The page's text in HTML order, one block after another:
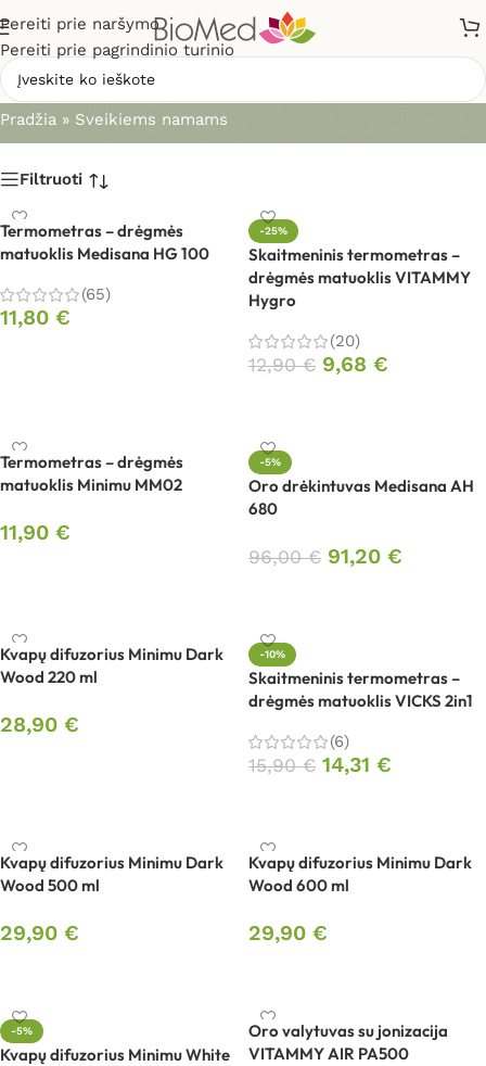
Pereiti prie naršymo
Pereiti prie pagrindinio turinio
Sveikiems namams
Pradžia » Sveikiems namams
Filtruoti
Termometras – drėgmės
matuoklis Medisana HG 100
(65)
11,80 €
-25%
Skaitmeninis termometras –
drėgmės matuoklis VITAMMY
Hygro
(20)
12,90€ 9,68 €
Termometras – drėgmės
matuoklis Minimu MM02
11,90 €
-5%
Oro drėkintuvas Medisana AH
680
96,00€ 91,20 €
Kvapų difuzorius Minimu Dark
Wood 220 ml
28,90 €
-10%
Skaitmeninis termometras –
drėgmės matuoklis VICKS 2in1
(6)
15,90€ 14,31 €
Kvapų difuzorius Minimu Dark
Wood 500 ml
29,90 €
Kvapų difuzorius Minimu Dark
Wood 600 ml
29,90 €
-5%
Kvapų difuzorius Minimu White
Oro valytuvas su jonizacija
VITAMMY AIR PA500